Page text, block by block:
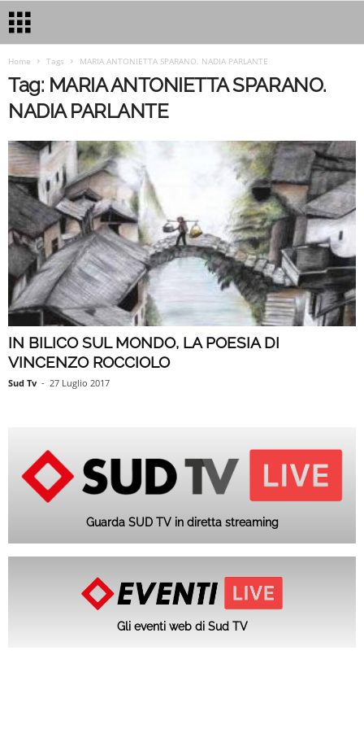
Home Tags MARIA ANTONIETTA SPARANO. NADIA PARLANTE
Tag: MARIA ANTONIETTA SPARANO.
NADIA PARLANTE
IN BILICO SUL MONDO, LA POESIA DI
VINCENZO ROCCIOLO
Sud Tv - 27 Luglio 2017
Guarda SUD TV in diretta streaming
Gli eventi web di Sud TV